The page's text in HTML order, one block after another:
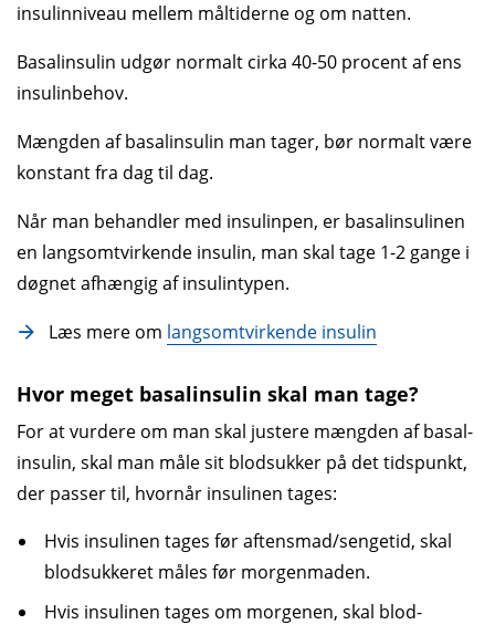
insulinniveau mellem måltiderne og om natten.
Basalinsulin udgør normalt cirka 40-50 procent af ens
insulinbehov.
Mængden af basalinsulin man tager, bør normalt være
konstant fra dag til dag.
Når man behandler med insulinpen, er basalinsulinen
en langsomtvirkende insulin, man skal tage 1-2 gange i
døgnet afhængig af insulintypen.
Læs mere om langsomtvirkende insulin
Hvor meget basalinsulin skal man tage?
For at vurdere om man skal justere mængden af basal­
insulin, skal man måle sit blod­sukker på det tids­punkt,
der passer til, hvornår insulinen tages:
Hvis insulinen tages før aftensmad/sengetid, skal
blod­sukkeret måles før morgen­maden.
Hvis insulinen tages om morgenen, skal blod­